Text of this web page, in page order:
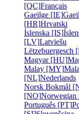
[QC]Français
Gaeilge [IE]
[HR]Hrvatski
Íslenska [IS]
[LV]Latviešu
Lëtzebuergesch
Magyar [HU]
Malay [MY]
[NL]Nederlands
Norsk Bokmål
[NO]Norwegian
Português [PT]